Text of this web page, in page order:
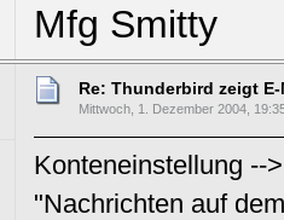
Mfg Smitty
Re: Thunderbird zeigt
Mittwoch, 1. Dezember 2004,
Konteneinstellung --
"Nachrichten auf